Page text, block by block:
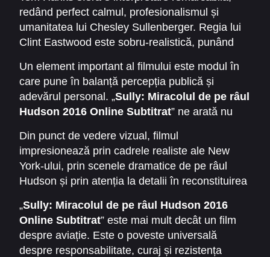
oficială care îi pune la îndoială deciziile. Filmul
explorează tensiunea psihologică, presiunea
enormă și sacrificiile unui om aflat în centrul
atenției mondiale.
redând perfect calmul, profesionalismul și
umanitatea lui Chesley Sullenberger. Regia lui
Clint Eastwood este sobru-realistică, punând
interioară a personajului principal. Scenele din
cabina de pilotaj, reconstituite cu o precizie
tehnică impecabilă, transmit publicului
intensitatea și gravitatea fiecărei secunde.
Un element important al filmului este modul în
care pune în balanță percepția publică și
adevărul personal. „Sully: Miracolul de pe râul
Hudson 2016 Online Subtitrat” ne arată nu
vulnerabilitatea unui om care, în ciuda
succesului său incredibil, trebuie să
demonstreze că decizia luată a fost cea
corectă. Este o poveste despre responsabilitate,
instinct și curaj, dar și despre fragilitatea
reputației în fața autorităților.
Din punct de vedere vizual, filmul
impresionează prin cadrele realiste ale New
York-ului, prin scenele dramatice de pe râul
Hudson și prin atenția la detalii în reconstituirea
același timp inspiratoare, oferind publicului o
lecție de viață despre puterea de decizie și
importanța experienței profesionale.
„Sully: Miracolul de pe râul Hudson 2016
Online Subtitrat” este mai mult decât un film
despre aviație. Este o poveste universală
despre responsabilitate, curaj și rezistența